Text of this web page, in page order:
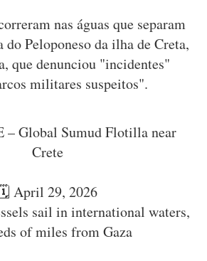
nas águas que separam
do Peloponeso da ilha de Creta,
que denunciou "incidentes"
militares suspeitos".
– Global Sumud Flotilla near
Crete
April 29, 2026
sail in international waters,
of miles from Gaza